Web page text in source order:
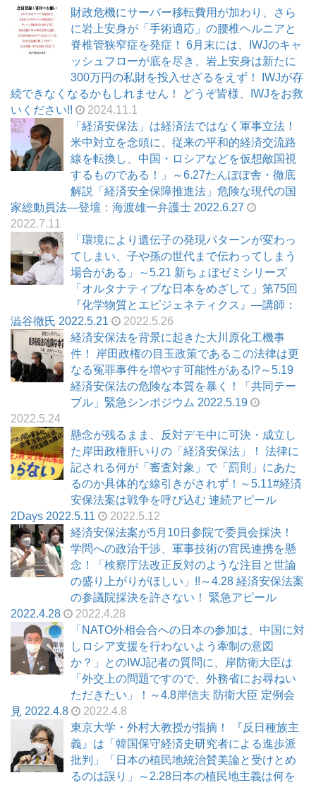
財政危機にサーバー移転費用が加わり、さら
に岩上安身が「手術適応」の腰椎ヘルニアと
脊椎管狭窄症を発症！ 6月末には、IWJのキャ
ッシュフローが底を尽き、岩上安身は新たに
300万円の私財を投入せざるをえず！ IWJが存
続できなくなるかもしれません！ どうぞ皆様、IWJをお救
いください!!
2024.11.1
「経済安保法」は経済法ではなく軍事立法！
米中対立を念頭に、従来の平和的経済交流路
線を転換し、中国・ロシアなどを仮想敵国視
するものである！」～6.27たんぽぽ舎・徹底
解説「経済安全保障推進法」危険な現代の国
家総動員法―登壇：海渡雄一弁護士 2022.6.27
2022.7.11
「環境により遺伝子の発現パターンが変わっ
てしまい、子や孫の世代まで伝わってしまう
場合がある」～5.21 新ちょぼゼミシリーズ
「オルタナティブな日本をめざして」第75回
『化学物質とエピジェネティクス』―講師：
澁谷徹氏 2022.5.21
2022.5.26
経済安保法を背景に起きた大川原化工機事
件！ 岸田政権の目玉政策であるこの法律は更
なる冤罪事件を増やす可能性がある!?～5.19
経済安保法の危険な本質を暴く！「共同テー
ブル」緊急シンポジウム 2022.5.19
2022.5.24
懸念が残るまま、反対デモ中に可決・成立し
た岸田政権肝いりの「経済安保法」！ 法律に
記される何が「審査対象」で「罰則」にあた
るのか具体的な線引きがされず！～5.11#経済
安保法案は戦争を呼び込む 連続アピール
2Days 2022.5.11
2022.5.12
経済安保法案が5月10日参院で委員会採決！
学問への政治干渉、軍事技術の官民連携を懸
念！「検察庁法改正反対のような注目と世論
の盛り上がりがほしい」!!～4.28 経済安保法案
の参議院採決を許さない！ 緊急アピール
2022.4.28
2022.4.28
「NATO外相会合への日本の参加は、中国に対
しロシア支援を行わないよう牽制の意図
か？」とのIWJ記者の質問に、岸防衛大臣は
「外交上の問題ですので、外務省にお尋ねい
ただきたい」！～4.8岸信夫 防衛大臣 定例会
見 2022.4.8
2022.4.8
東京大学・外村大教授が指摘！ 『反日種族主
義』は「韓国保守経済史研究者による進歩派
批判」「日本の植民地統治賛美論と受けとめ
るのは誤り」～2.28日本の植民地主義は何を